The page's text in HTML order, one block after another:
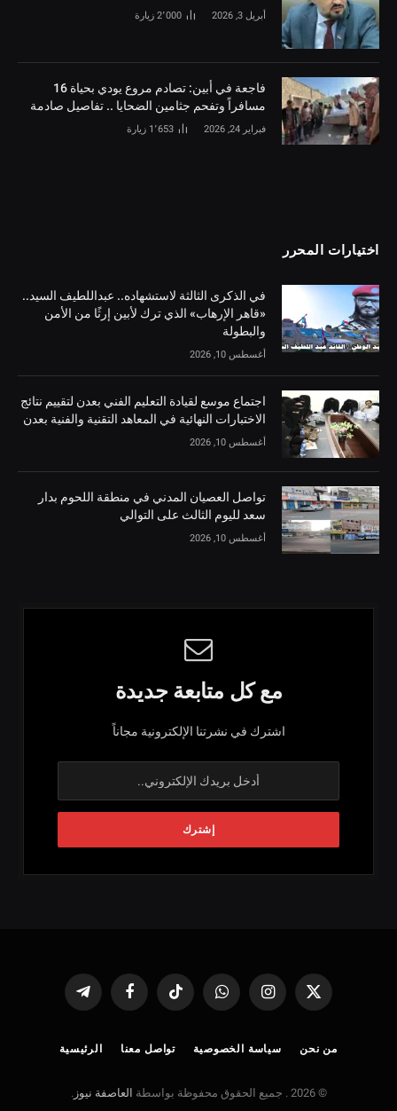
أبريل 3, 2026 2٬000 زيارة
فاجعة في أبين: تصادم مروع يودي بحياة 16
مسافراً وتفحم جثامين الضحايا .. تفاصيل صادمة
فبراير 24, 2026 1٬653 زيارة
اختيارات المحرر
في الذكرى الثالثة لاستشهاده.. عبداللطيف السيد..
«قاهر الإرهاب» الذي ترك لأبين إرثًا من الأمن
والبطولة
أغسطس 10, 2026
اجتماع موسع لقيادة التعليم الفني بعدن لتقييم نتائج
الاختبارات النهائية في المعاهد التقنية والفنية بعدن
أغسطس 10, 2026
تواصل العصيان المدني في منطقة اللحوم بدار
سعد لليوم الثالث على التوالي
أغسطس 10, 2026
مع كل متابعة جديدة
اشترك في نشرتنا الإلكترونية مجاناً
X
الانستغرامواتساب تيكتوك فيسبوك تيلقرام
من نحن سياسة الخصوصية تواصل معنا الرئيسية
© 2026 . جميع الحقوق محفوظة بواسطة العاصفة نيوز .